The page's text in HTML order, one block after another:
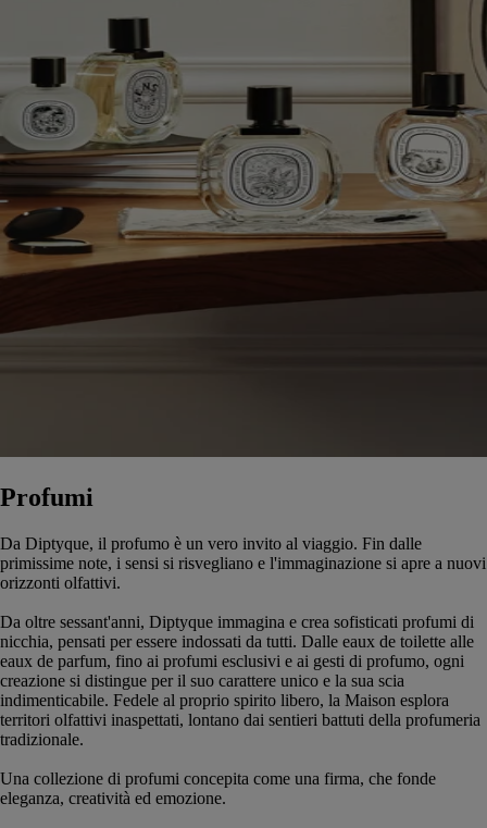
Profumi
Da Diptyque, il profumo è un vero invito al viaggio. Fin dalle
primissime note, i sensi si risvegliano e l'immaginazione si apre a nuovi
orizzonti olfattivi.
Da oltre sessant'anni, Diptyque immagina e crea sofisticati profumi di
nicchia, pensati per essere indossati da tutti. Dalle eaux de toilette alle
eaux de parfum, fino ai profumi esclusivi e ai gesti di profumo, ogni
creazione si distingue per il suo carattere unico e la sua scia
indimenticabile. Fedele al proprio spirito libero, la Maison esplora
territori olfattivi inaspettati, lontano dai sentieri battuti della profumeria
tradizionale.
Una collezione di profumi concepita come una firma, che fonde
eleganza, creatività ed emozione.